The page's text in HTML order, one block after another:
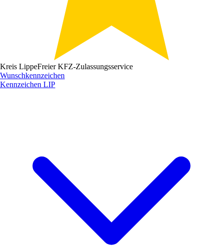
Kreis LippeFreier KFZ-Zulassungsservice
Wunschkennzeichen
Kennzeichen LIP